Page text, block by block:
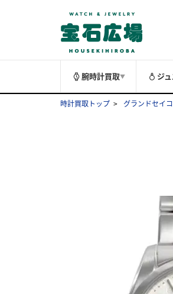
腕時計買取▼ ジ
時計買取トップ グランドセイ